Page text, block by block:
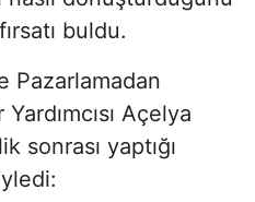
buldu.
Pazarlamadan
Açelya
sonrası yaptığı